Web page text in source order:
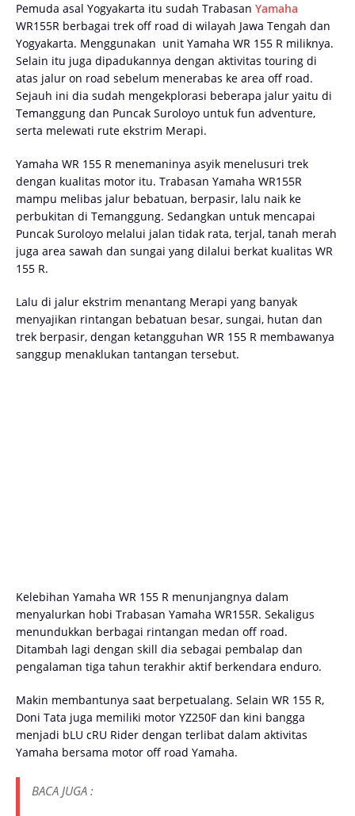
Pemuda asal Yogyakarta itu sudah Trabasan Yamaha
WR155R berbagai trek off road di wilayah Jawa Tengah dan
Yogyakarta. Menggunakan unit Yamaha WR 155 R miliknya.
Selain itu juga dipadukannya dengan aktivitas touring di
atas jalur on road sebelum menerabas ke area off road.
Sejauh ini dia sudah mengekplorasi beberapa jalur yaitu di
Temanggung dan Puncak Suroloyo untuk fun adventure,
serta melewati rute ekstrim Merapi.
Yamaha WR 155 R menemaninya asyik menelusuri trek
dengan kualitas motor itu. Trabasan Yamaha WR155R
mampu melibas jalur bebatuan, berpasir, lalu naik ke
perbukitan di Temanggung. Sedangkan untuk mencapai
Puncak Suroloyo melalui jalan tidak rata, terjal, tanah merah
juga area sawah dan sungai yang dilalui berkat kualitas WR
155 R.
Lalu di jalur ekstrim menantang Merapi yang banyak
menyajikan rintangan bebatuan besar, sungai, hutan dan
trek berpasir, dengan ketangguhan WR 155 R membawanya
sanggup menaklukan tantangan tersebut.
Kelebihan Yamaha WR 155 R menunjangnya dalam
menyalurkan hobi Trabasan Yamaha WR155R. Sekaligus
menundukkan berbagai rintangan medan off road.
Ditambah lagi dengan skill dia sebagai pembalap dan
pengalaman tiga tahun terakhir aktif berkendara enduro.
Makin membantunya saat berpetualang. Selain WR 155 R,
Doni Tata juga memiliki motor YZ250F dan kini bangga
menjadi bLU cRU Rider dengan terlibat dalam aktivitas
Yamaha bersama motor off road Yamaha.
BACA JUGA :